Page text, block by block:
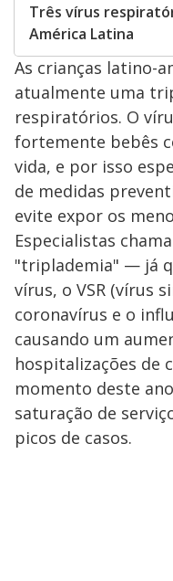
Três vírus
América Latina
As crianças latino-
atualmente uma
respiratórios. O
fortemente bebês
vida, e por isso
de medidas
evite expor os
Especialistas
"triplademia" — já
vírus, o VSR (vírus
coronavírus e o
causando um
hospitalizações de
momento deste
saturação de
picos de casos.